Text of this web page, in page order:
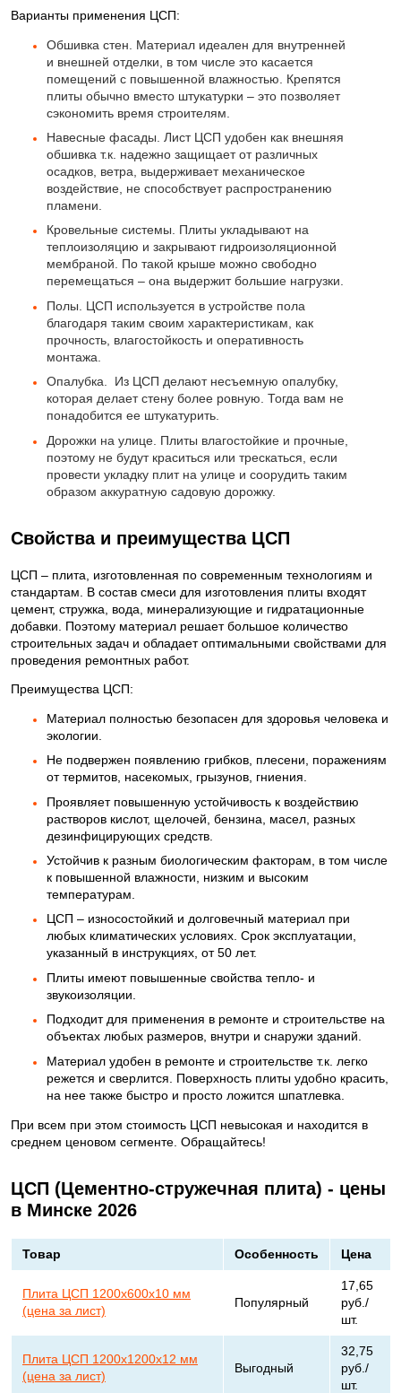
Варианты применения ЦСП:
Обшивка стен. Материал идеален для внутренней
и внешней отделки, в том числе это касается
помещений с повышенной влажностью. Крепятся
плиты обычно вместо штукатурки – это позволяет
сэкономить время строителям.
Навесные фасады. Лист ЦСП удобен как внешняя
обшивка т.к. надежно защищает от различных
осадков, ветра, выдерживает механическое
воздействие, не способствует распространению
пламени.
Кровельные системы. Плиты укладывают на
теплоизоляцию и закрывают гидроизоляционной
мембраной. По такой крыше можно свободно
перемещаться – она выдержит большие нагрузки.
Полы. ЦСП используется в устройстве пола
благодаря таким своим характеристикам, как
прочность, влагостойкость и оперативность
монтажа.
Опалубка. Из ЦСП делают несъемную опалубку,
которая делает стену более ровную. Тогда вам не
понадобится ее штукатурить.
Дорожки на улице. Плиты влагостойкие и прочные,
поэтому не будут краситься или трескаться, если
провести укладку плит на улице и соорудить таким
образом аккуратную садовую дорожку.
Свойства и преимущества ЦСП
ЦСП – плита, изготовленная по современным технологиям и
стандартам. В состав смеси для изготовления плиты входят
цемент, стружка, вода, минерализующие и гидратационные
добавки. Поэтому материал решает большое количество
строительных задач и обладает оптимальными свойствами для
проведения ремонтных работ.
Преимущества ЦСП:
Материал полностью безопасен для здоровья человека и
экологии.
Не подвержен появлению грибков, плесени, поражениям
от термитов, насекомых, грызунов, гниения.
Проявляет повышенную устойчивость к воздействию
растворов кислот, щелочей, бензина, масел, разных
дезинфицирующих средств.
Устойчив к разным биологическим факторам, в том числе
к повышенной влажности, низким и высоким
температурам.
ЦСП – износостойкий и долговечный материал при
любых климатических условиях. Срок эксплуатации,
указанный в инструкциях, от 50 лет.
Плиты имеют повышенные свойства тепло- и
звукоизоляции.
Подходит для применения в ремонте и строительстве на
объектах любых размеров, внутри и снаружи зданий.
Материал удобен в ремонте и строительстве т.к. легко
режется и сверлится. Поверхность плиты удобно красить,
на нее также быстро и просто ложится шпатлевка.
При всем при этом стоимость ЦСП невысокая и находится в
среднем ценовом сегменте. Обращайтесь!
ЦСП (Цементно-стружечная плита) - цены
в Минске 2026
Товар Особенность Цена
Плита ЦСП 1200х600х10 мм
(цена за лист)
Популярный
17,65
руб./
шт.
Плита ЦСП 1200х1200х12 мм
(цена за лист)
Выгодный
32,75
руб./
шт.